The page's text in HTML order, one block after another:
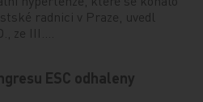
radnici v Praze, uvedl
ze III.…
ESC odhaleny